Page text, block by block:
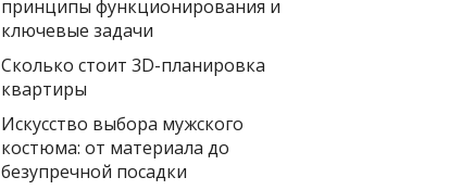
принципы функционирования и
ключевые задачи
Сколько стоит 3D-планировка
квартиры
Искусство выбора мужского
костюма: от материала до
безупречной посадки